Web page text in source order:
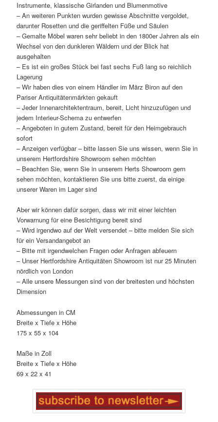
Instrumente, klassische Girlanden und Blumenmotive
– An weiteren Punkten wurden gewisse Abschnitte vergoldet,
darunter Rosetten und die geriffelten Füße und Säulen
– Gemalte Möbel waren sehr beliebt in den 1800er Jahren als ein
Wechsel von den dunkleren Wäldern und der Blick hat
ausgehalten
– Es ist ein großes Stück bei fast sechs Fuß lang so reichlich
Lagerung
– Wir haben dies von einem Händler im März Biron auf den
Pariser Antiquitätenmärkten gekauft
– Jeder Innenarchitektentraum, bereit, Licht hinzuzufügen und
jedem Interieur-Schema zu entwerfen
– Angeboten in gutem Zustand, bereit für den Heimgebrauch
sofort
– Anzeigen verfügbar – bitte lassen Sie uns wissen, wenn Sie in
unserem Hertfordshire Showroom sehen möchten
– Beachten Sie, wenn Sie in unserem Herts Showroom gern
sehen möchten, kontaktieren Sie uns bitte zuerst, da einige
unserer Waren im Lager sind
Aber wir können dafür sorgen, dass wir mit einer leichten
Vorwarnung für eine Besichtigung bereit sind
– Wird irgendwo auf der Welt versendet – bitte melden Sie sich
für ein Versandangebot an
– Bitte mit irgendwelchen Fragen oder Anfragen abfeuern
– Unser Hertfordshire Antiquitäten Showroom ist nur 25 Minuten
nördlich von London
– Alle unsere Messungen sind von der breitesten und höchsten
Dimension
Abmessungen in CM
Breite x Tiefe x Höhe
175 x 55 x 104
Maße in Zoll
Breite x Tiefe x Höhe
69 x 22 x 41